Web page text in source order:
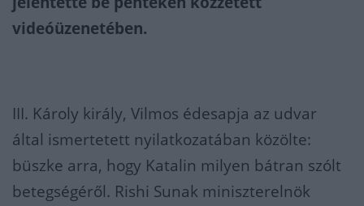
videóüzenetében.
III. Károly király, Vilmos édesapja az udvar
által ismertetett nyilatkozatában közölte:
büszke arra, hogy Katalin milyen bátran szólt
betegségéről. Rishi Sunak miniszterelnök